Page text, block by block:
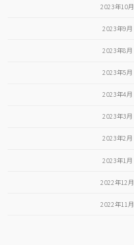
2023年10月
2023年9月
2023年8月
2023年5月
2023年4月
2023年3月
2023年2月
2023年1月
2022年12月
2022年11月